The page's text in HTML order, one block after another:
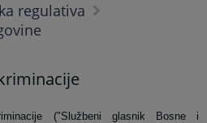
regulativa
("Službeni glasnik Bosne i